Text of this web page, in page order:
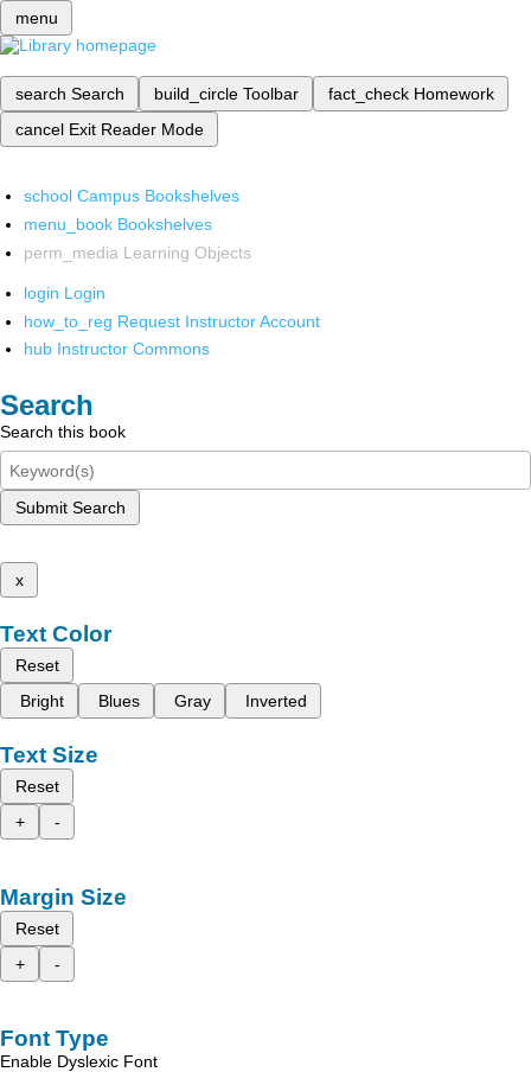
menu
search Search build_circle Toolbar fact_check Homework
cancel Exit Reader Mode
school Campus Bookshelves
menu_book Bookshelves
perm_media Learning Objects
login Login
how_to_reg Request Instructor Account
hub Instructor Commons
Search
Search this book
Submit Search
x
Text Color
Reset
Bright
Blues Gray Inverted
Text Size
Reset
+
-
Margin Size
Reset
+
-
Font Type
Enable Dyslexic Font